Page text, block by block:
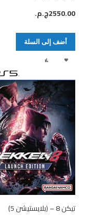
2550.00ج.م.‏
أضف إلى السلة
أضف
لقائمة
الرغبات
إلى
المقارنة
تيكن 8 – (بلايستيشن 5)